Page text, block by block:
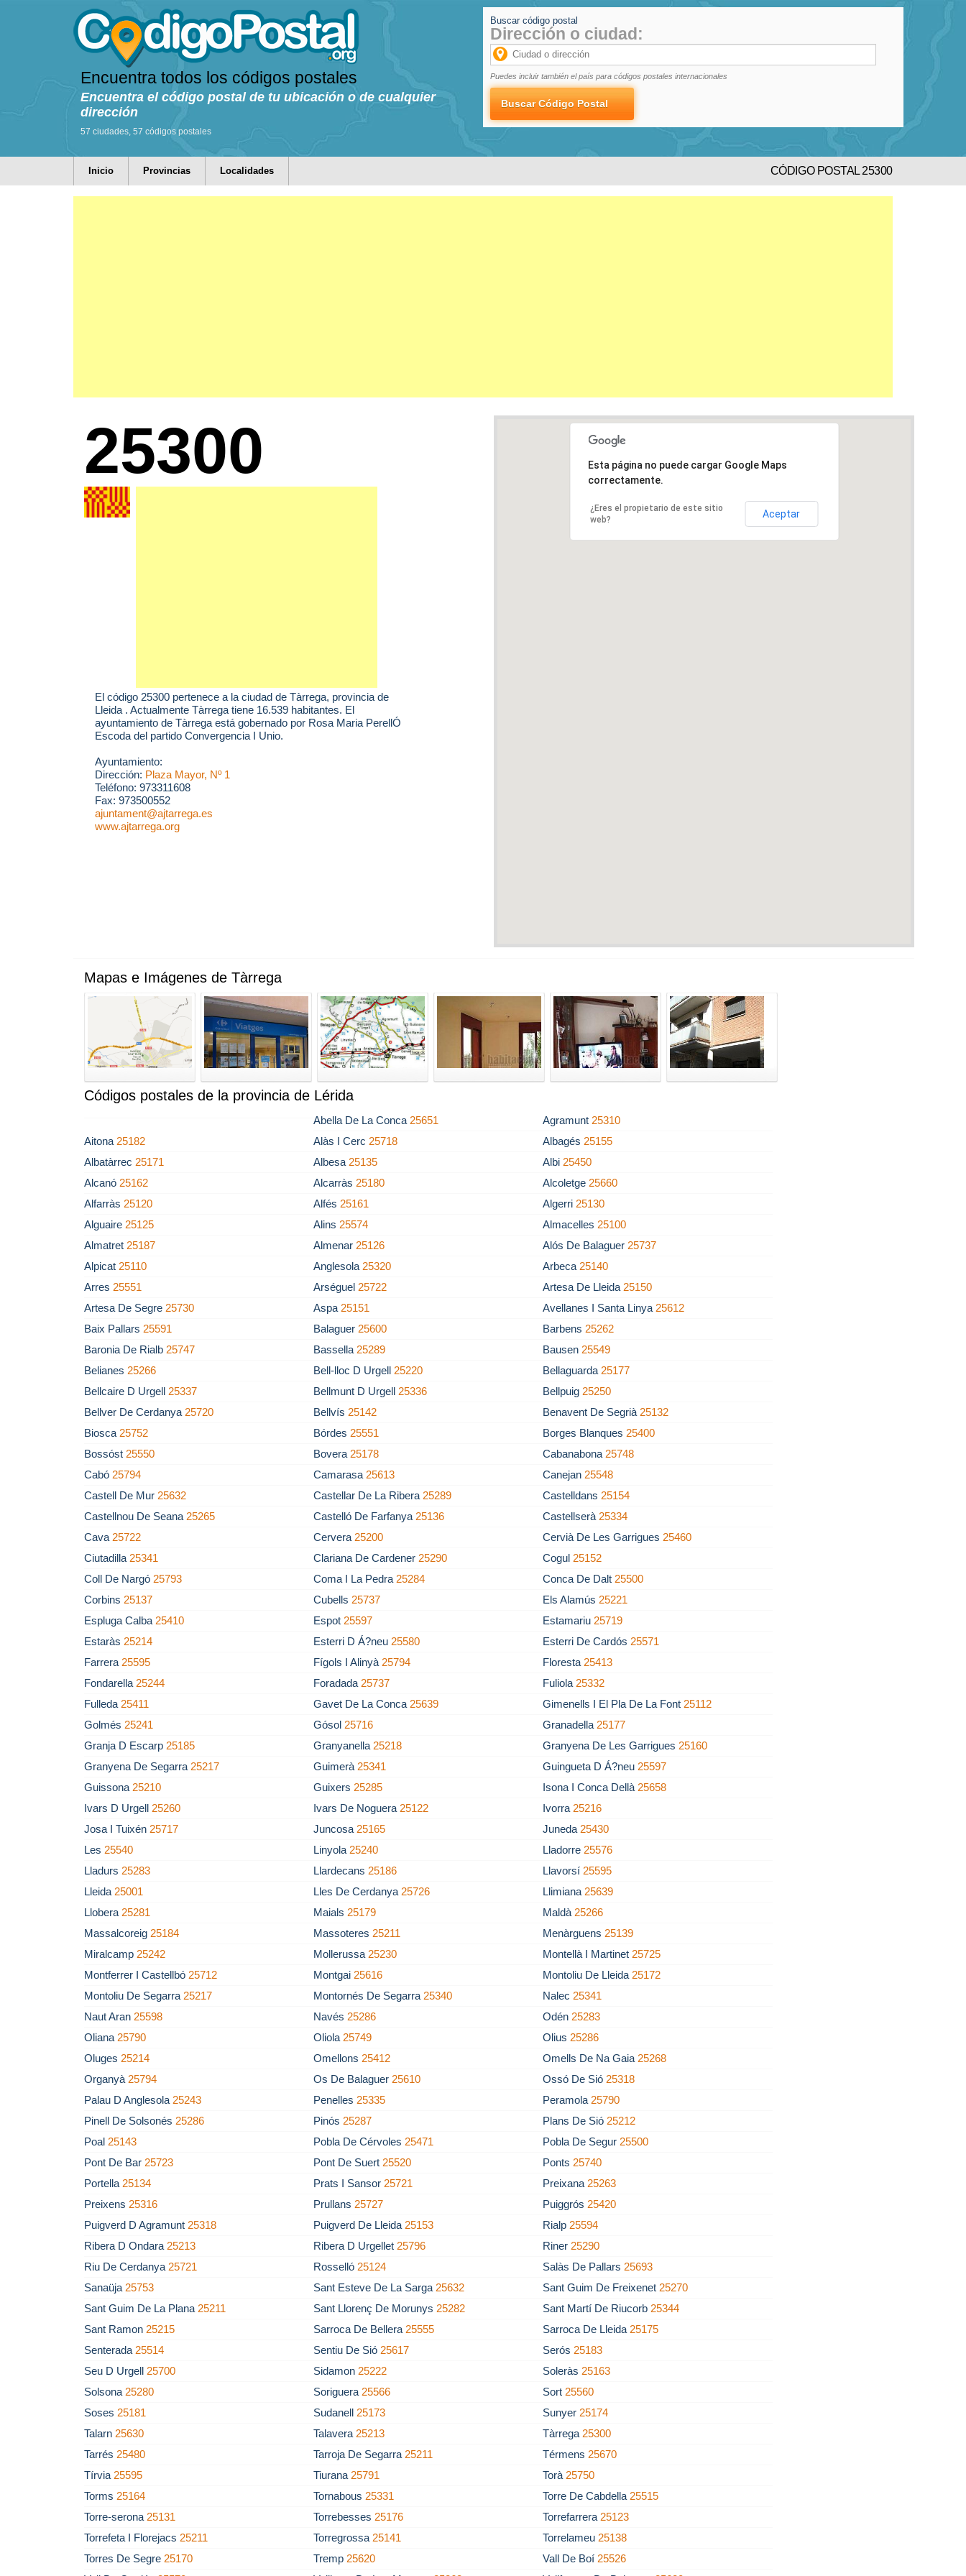
Encuentra todos los códigos postales
Encuentra el código postal de tu ubicación o de cualquier
dirección
57 ciudades, 57 códigos postales
Buscar código postal
Dirección o ciudad:
Puedes incluir también el país para códigos postales internacionales
Inicio Provincias Localidades CÓDIGO POSTAL 25300
25300
El código 25300 pertenece a la ciudad de Tàrrega, provincia de
Lleida . Actualmente Tàrrega tiene 16.539 habitantes. El
ayuntamiento de Tàrrega está gobernado por Rosa Maria PerellÓ
Escoda del partido Convergencia I Unio.
Ayuntamiento:
Dirección: Plaza Mayor, Nº 1
Teléfono: 973311608
Fax: 973500552
ajuntament@ajtarrega.es
www.ajtarrega.org
Esta página no puede cargar Google Maps
correctamente.
¿Eres el propietario de este sitio
web?
Aceptar
Mapas e Imágenes de Tàrrega
Códigos postales de la provincia de Lérida
Abella De La Conca 25651 Agramunt 25310
Aitona 25182 Alàs I Cerc 25718 Albagés 25155
Albatàrrec 25171 Albesa 25135 Albi 25450
Alcanó 25162 Alcarràs 25180 Alcoletge 25660
Alfarràs 25120 Alfés 25161 Algerri 25130
Alguaire 25125 Alins 25574 Almacelles 25100
Almatret 25187 Almenar 25126 Alós De Balaguer 25737
Alpicat 25110 Anglesola 25320 Arbeca 25140
Arres 25551 Arséguel 25722 Artesa De Lleida 25150
Artesa De Segre 25730 Aspa 25151 Avellanes I Santa Linya 25612
Baix Pallars 25591 Balaguer 25600 Barbens 25262
Baronia De Rialb 25747 Bassella 25289 Bausen 25549
Belianes 25266 Bell-lloc D Urgell 25220 Bellaguarda 25177
Bellcaire D Urgell 25337 Bellmunt D Urgell 25336 Bellpuig 25250
Bellver De Cerdanya 25720 Bellvís 25142 Benavent De Segrià 25132
Biosca 25752 Bórdes 25551 Borges Blanques 25400
Bossóst 25550 Bovera 25178 Cabanabona 25748
Cabó 25794 Camarasa 25613 Canejan 25548
Castell De Mur 25632 Castellar De La Ribera 25289 Castelldans 25154
Castellnou De Seana 25265 Castelló De Farfanya 25136 Castellserà 25334
Cava 25722 Cervera 25200 Cervià De Les Garrigues 25460
Ciutadilla 25341 Clariana De Cardener 25290 Cogul 25152
Coll De Nargó 25793 Coma I La Pedra 25284 Conca De Dalt 25500
Corbins 25137 Cubells 25737 Els Alamús 25221
Espluga Calba 25410 Espot 25597 Estamariu 25719
Estaràs 25214 Esterri D Á?neu 25580 Esterri De Cardós 25571
Farrera 25595 Fígols I Alinyà 25794 Floresta 25413
Fondarella 25244 Foradada 25737 Fuliola 25332
Fulleda 25411 Gavet De La Conca 25639 Gimenells I El Pla De La Font 25112
Golmés 25241 Gósol 25716 Granadella 25177
Granja D Escarp 25185 Granyanella 25218 Granyena De Les Garrigues 25160
Granyena De Segarra 25217 Guimerà 25341 Guingueta D Á?neu 25597
Guissona 25210 Guixers 25285 Isona I Conca Dellà 25658
Ivars D Urgell 25260 Ivars De Noguera 25122 Ivorra 25216
Josa I Tuixén 25717 Juncosa 25165 Juneda 25430
Les 25540 Linyola 25240 Lladorre 25576
Lladurs 25283 Llardecans 25186 Llavorsí 25595
Lleida 25001 Lles De Cerdanya 25726 Llimiana 25639
Llobera 25281 Maials 25179 Maldà 25266
Massalcoreig 25184 Massoteres 25211 Menàrguens 25139
Miralcamp 25242 Mollerussa 25230 Montellà I Martinet 25725
Montferrer I Castellbó 25712 Montgai 25616 Montoliu De Lleida 25172
Montoliu De Segarra 25217 Montornés De Segarra 25340 Nalec 25341
Naut Aran 25598 Navés 25286 Odén 25283
Oliana 25790 Oliola 25749 Olius 25286
Oluges 25214 Omellons 25412 Omells De Na Gaia 25268
Organyà 25794 Os De Balaguer 25610 Ossó De Sió 25318
Palau D Anglesola 25243 Penelles 25335 Peramola 25790
Pinell De Solsonés 25286 Pinós 25287 Plans De Sió 25212
Poal 25143 Pobla De Cérvoles 25471 Pobla De Segur 25500
Pont De Bar 25723 Pont De Suert 25520 Ponts 25740
Portella 25134 Prats I Sansor 25721 Preixana 25263
Preixens 25316 Prullans 25727 Puiggrós 25420
Puigverd D Agramunt 25318 Puigverd De Lleida 25153 Rialp 25594
Ribera D Ondara 25213 Ribera D Urgellet 25796 Riner 25290
Riu De Cerdanya 25721 Rosselló 25124 Salàs De Pallars 25693
Sanaüja 25753 Sant Esteve De La Sarga 25632 Sant Guim De Freixenet 25270
Sant Guim De La Plana 25211 Sant Llorenç De Morunys 25282 Sant Martí De Riucorb 25344
Sant Ramon 25215 Sarroca De Bellera 25555 Sarroca De Lleida 25175
Senterada 25514 Sentiu De Sió 25617 Serós 25183
Seu D Urgell 25700 Sidamon 25222 Soleràs 25163
Solsona 25280 Soriguera 25566 Sort 25560
Soses 25181 Sudanell 25173 Sunyer 25174
Talarn 25630 Talavera 25213 Tàrrega 25300
Tarrés 25480 Tarroja De Segarra 25211 Térmens 25670
Tírvia 25595 Tiurana 25791 Torà 25750
Torms 25164 Tornabous 25331 Torre De Cabdella 25515
Torre-serona 25131 Torrebesses 25176 Torrefarrera 25123
Torrefeta I Florejacs 25211 Torregrossa 25141 Torrelameu 25138
Torres De Segre 25170 Tremp 25620 Vall De Boí 25526